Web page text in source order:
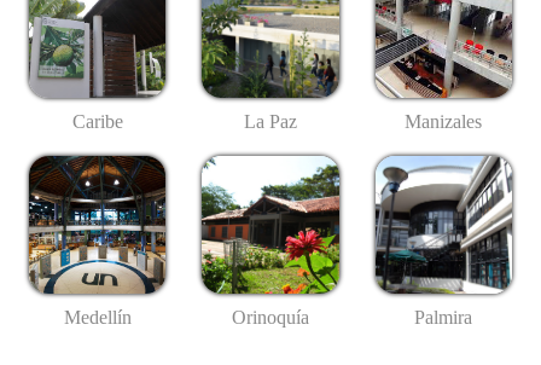
Caribe La Paz Manizales
Medellín Orinoquía Palmira